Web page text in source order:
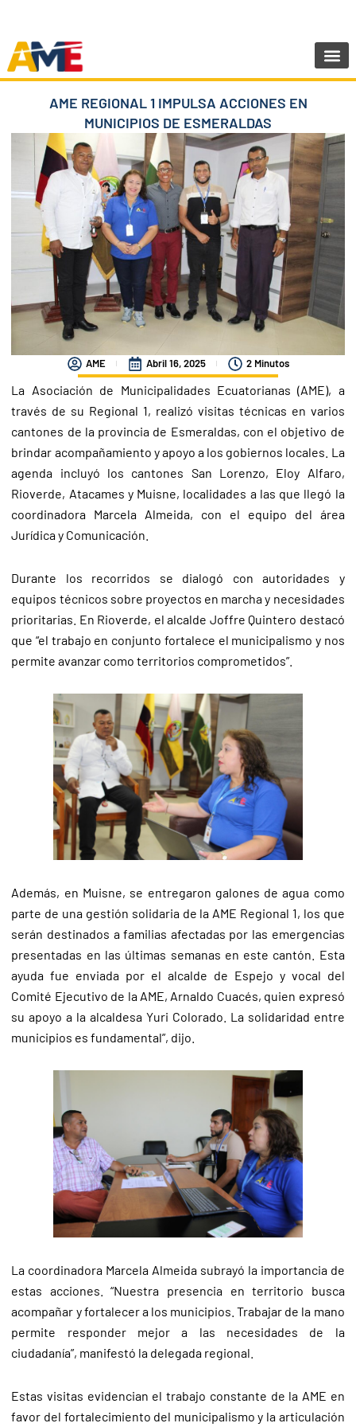
contenido
AME REGIONAL 1 IMPULSA ACCIONES EN
MUNICIPIOS DE ESMERALDAS
AME Abril 16, 2025 2 Minutos
La Asociación de Municipalidades Ecuatorianas (AME), a
través de su Regional 1, realizó visitas técnicas en varios
cantones de la provincia de Esmeraldas, con el objetivo de
brindar acompañamiento y apoyo a los gobiernos locales. La
agenda incluyó los cantones San Lorenzo, Eloy Alfaro,
Rioverde, Atacames y Muisne, localidades a las que llegó la
coordinadora Marcela Almeida, con el equipo del área
Jurídica y Comunicación.
Durante los recorridos se dialogó con autoridades y
equipos técnicos sobre proyectos en marcha y necesidades
prioritarias. En Rioverde, el alcalde Joffre Quintero destacó
que “el trabajo en conjunto fortalece el municipalismo y nos
permite avanzar como territorios comprometidos”.
Además, en Muisne, se entregaron galones de agua como
parte de una gestión solidaria de la AME Regional 1, los que
serán destinados a familias afectadas por las emergencias
presentadas en las últimas semanas en este cantón. Esta
ayuda fue enviada por el alcalde de Espejo y vocal del
Comité Ejecutivo de la AME, Arnaldo Cuacés, quien expresó
su apoyo a la alcaldesa Yuri Colorado. La solidaridad entre
municipios es fundamental”, dijo.
La coordinadora Marcela Almeida subrayó la importancia de
estas acciones. “Nuestra presencia en territorio busca
acompañar y fortalecer a los municipios. Trabajar de la mano
permite responder mejor a las necesidades de la
ciudadanía”, manifestó la delegada regional.
Estas visitas evidencian el trabajo constante de la AME en
favor del fortalecimiento del municipalismo y la articulación